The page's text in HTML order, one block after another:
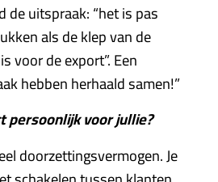
uitspraak: “het is pas
als de klep van de
voor de export”. Een
hebben herhaald samen!”
persoonlijk voor jullie?
doorzettingsvermogen. Je